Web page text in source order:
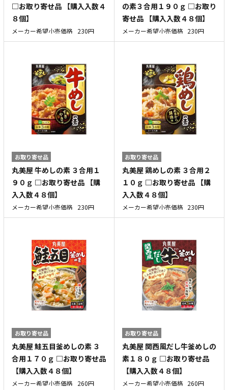
□お取り寄せ品 【購入入数４
８個】
メーカー希望小売価格 230円
の素３合用１９０ｇ □お取り
寄せ品 【購入入数４８個】
メーカー希望小売価格 230円
お取り寄せ品
丸美屋 牛めしの素 ３合用１
９０ｇ □お取り寄せ品 【購
入入数４８個】
メーカー希望小売価格 230円
お取り寄せ品
丸美屋 鶏めしの素 ３合用２
１０ｇ □お取り寄せ品 【購
入入数４８個】
メーカー希望小売価格 230円
お取り寄せ品
丸美屋 鮭五目釜めしの素 ３
合用１７０ｇ □お取り寄せ品
【購入入数４８個】
メーカー希望小売価格 260円
お取り寄せ品
丸美屋 関西風だし牛釜めしの
素１８０ｇ □お取り寄せ品
【購入入数４８個】
メーカー希望小売価格 260円